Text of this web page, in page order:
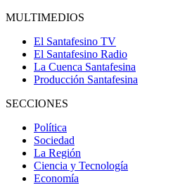
MULTIMEDIOS
El Santafesino TV
El Santafesino Radio
La Cuenca Santafesina
Producción Santafesina
SECCIONES
Política
Sociedad
La Región
Ciencia y Tecnología
Economía